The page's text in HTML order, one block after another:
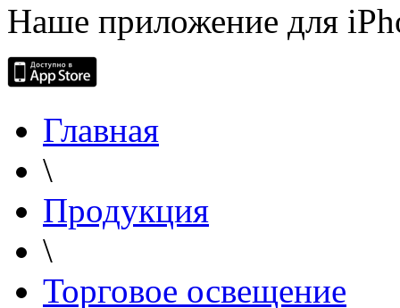
Наше приложение для
Главная
\
Продукция
\
Торговое освещение